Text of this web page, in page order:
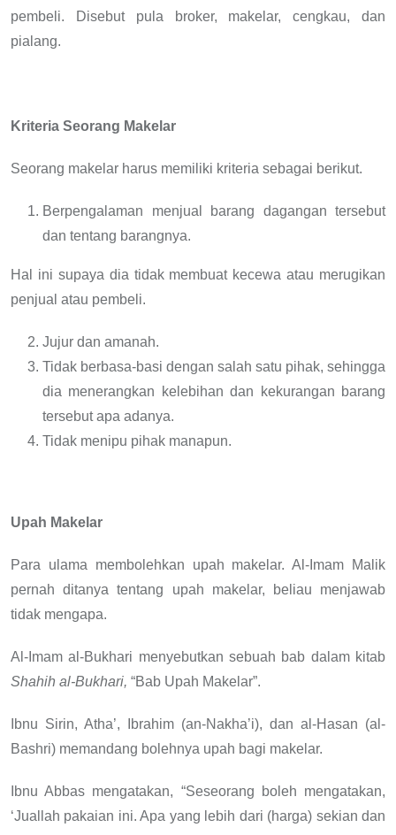
pembeli. Disebut pula broker, makelar, cengkau, dan
pialang.
Kriteria Seorang Makelar
Seorang makelar harus memiliki kriteria sebagai berikut.
Berpengalaman menjual barang dagangan tersebut
dan tentang barangnya.
Hal ini supaya dia tidak membuat kecewa atau merugikan
penjual atau pembeli.
Jujur dan amanah.
Tidak berbasa-basi dengan salah satu pihak, sehingga
dia menerangkan kelebihan dan kekurangan barang
tersebut apa adanya.
Tidak menipu pihak manapun.
Upah Makelar
Para ulama membolehkan upah makelar. Al-Imam Malik
pernah ditanya tentang upah makelar, beliau menjawab
tidak mengapa.
Al-Imam al-Bukhari menyebutkan sebuah bab dalam kitab
Shahih al-Bukhari, “Bab Upah Makelar”.
Ibnu Sirin, Atha’, Ibrahim (an-Nakha’i), dan al-Hasan (al-
Bashri) memandang bolehnya upah bagi makelar.
Ibnu Abbas mengatakan, “Seseorang boleh mengatakan,
‘Juallah pakaian ini. Apa yang lebih dari (harga) sekian dan